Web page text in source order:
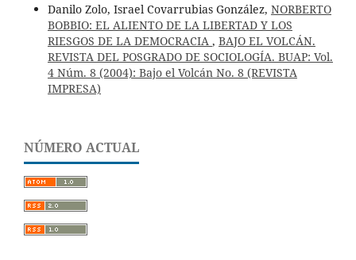
Danilo Zolo, Israel Covarrubias González, NORBERTO
BOBBIO: EL ALIENTO DE LA LIBERTAD Y LOS
RIESGOS DE LA DEMOCRACIA , BAJO EL VOLCÁN.
REVISTA DEL POSGRADO DE SOCIOLOGÍA. BUAP: Vol.
4 Núm. 8 (2004): Bajo el Volcán No. 8 (REVISTA
IMPRESA)
NÚMERO ACTUAL